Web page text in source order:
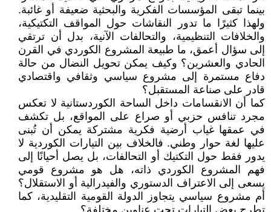
بينما تبقى المؤسسات الفكرية والبحثية ضعيفة أو غائبة.
ولهذا كثيرًا ما تدور النقاشات حول المواقف التكتيكية،
والخلافات التنظيمية، والتحالفات الآنية، بدل أن ترتقي
إلى سؤال أعمق، ما طبيعة المشروع الكوردي في القرن
الحادي والعشرين؟ وكيف يمكن تحويل النضال من حالة
دفاع مستمرة إلى مشروع سياسي وثقافي واقتصادي
قادر على صناعة المستقبل؟
كما أن الانقسامات داخل الساحة الكوردستانية لا تعكس
مجرد تنافس حزبي أو صراع على المواقع، بل تكشف
في عمقها غياب أرضية فكرية مشتركة يمكن أن تُبنى
عليها لغة حوار وطني. فالخلاف بين التيارات الكوردية لا
يدور فقط حول التكتيك أو التحالفات، بل يصل أحيانًا إلى
فهم المشروع الكوردي ذاته، هل هو مشروع قومي
يسعى إلى الاعتراف الدستوري والفيدرالية أو الاستقلال؟
أم مشروع سياسي يتجاوز الدولة القومية التقليدية، كما